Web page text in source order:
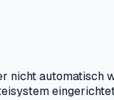
automatisch